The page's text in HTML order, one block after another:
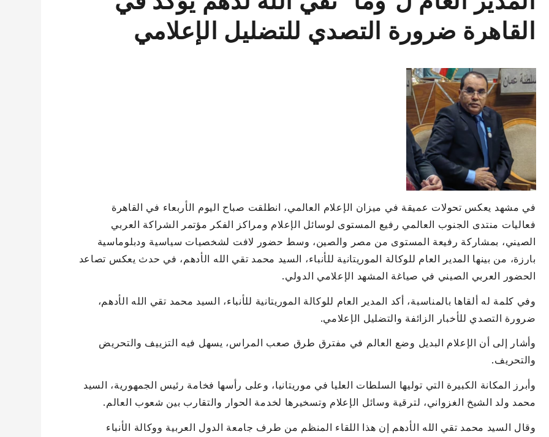
القاهرة ضرورة التصدي للتضليل الإعلامي
في مشهد يعكس تحولات عميقة في ميزان الإعلام العالمي، انطلقت صباح اليوم الأربعاء في القاهرة
فعاليات منتدى الجنوب العالمي رفيع المستوى لوسائل الإعلام ومراكز الفكر مؤتمر الشراكة العربي
الصيني، بمشاركة رفيعة المستوى من مصر والصين، وسط حضور لافت لشخصيات سياسية ودبلوماسية
بارزة، من بينها المدير العام للوكالة الموريتانية للأنباء، السيد محمد تقي الله الأدهم، في حدث يعكس تصاعد
الحضور العربي الصيني في صياغة المشهد الإعلامي الدولي.
وفي كلمة له ألقاها بالمناسبة، أكد المدير العام للوكالة الموريتانية للأنباء، السيد محمد تقي الله الأدهم،
ضرورة التصدي للأخبار الزائفة والتضليل الإعلامي.
وأشار إلى أن الإعلام البديل وضع العالم في مفترق طرق صعب المراس، يسهل فيه التزييف والتحريض
والتحريف.
وأبرز المكانة الكبيرة التي توليها السلطات العليا في موريتانيا، وعلى رأسها فخامة رئيس الجمهورية، السيد
محمد ولد الشيخ الغزواني، لترقية وسائل الإعلام وتسخيرها لخدمة الحوار والتقارب بين شعوب العالم.
وقال السيد محمد تقي الله الأدهم إن هذا اللقاء المنظم من طرف جامعة الدول العربية ووكالة الأنباء